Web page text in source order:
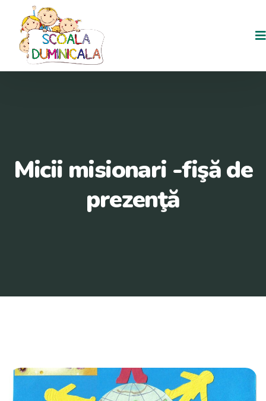
Micii misionari -fişă de
prezenţă